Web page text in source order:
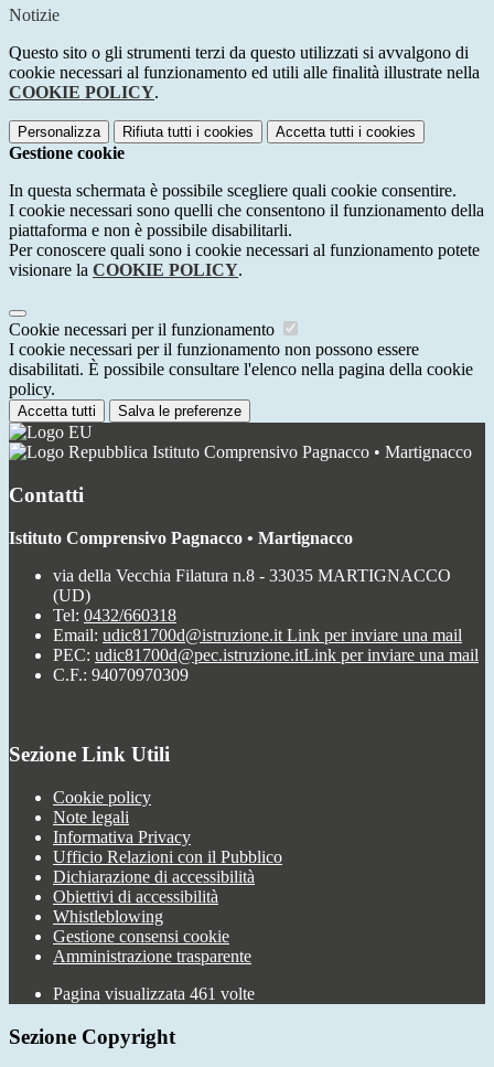
Notizie
Questo sito o gli strumenti terzi da questo utilizzati si avvalgono di
cookie necessari al funzionamento ed utili alle finalità illustrate nella
COOKIE POLICY.
Personalizza Rifiuta tutti i cookies Accetta tutti i cookies
Gestione cookie
In questa schermata è possibile scegliere quali cookie consentire.
I cookie necessari sono quelli che consentono il funzionamento della
piattaforma e non è possibile disabilitarli.
Per conoscere quali sono i cookie necessari al funzionamento potete
visionare la COOKIE POLICY.
Cookie necessari per il funzionamento
I cookie necessari per il funzionamento non possono essere
disabilitati. È possibile consultare l'elenco nella pagina della cookie
policy.
Accetta tutti Salva le preferenze
Istituto Comprensivo Pagnacco • Martignacco
Contatti
Istituto Comprensivo Pagnacco • Martignacco
via della Vecchia Filatura n.8 - 33035 MARTIGNACCO
(UD)
Tel: 0432/660318
Email: udic81700d@istruzione.it Link per inviare una mail
PEC: udic81700d@pec.istruzione.itLink per inviare una mail
C.F.: 94070970309
Sezione Link Utili
Cookie policy
Note legali
Informativa Privacy
Ufficio Relazioni con il Pubblico
Dichiarazione di accessibilità
Obiettivi di accessibilità
Whistleblowing
Gestione consensi cookie
Amministrazione trasparente
Pagina visualizzata 461 volte
Sezione Copyright